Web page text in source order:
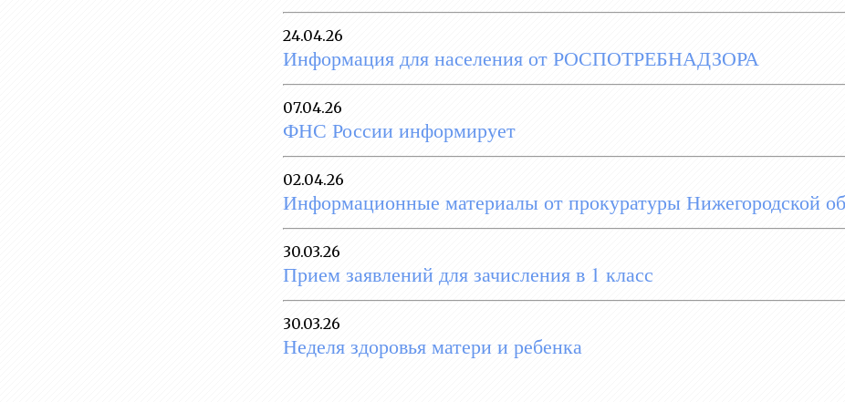
24.04.26
Информация для населения от РОСПОТРЕБНАДЗОРА
07.04.26
ФНС России информирует
02.04.26
Информационные материалы от прокуратуры Нижегородской
30.03.26
Прием заявлений для зачисления в 1 класс
30.03.26
Неделя здоровья матери и ребенка